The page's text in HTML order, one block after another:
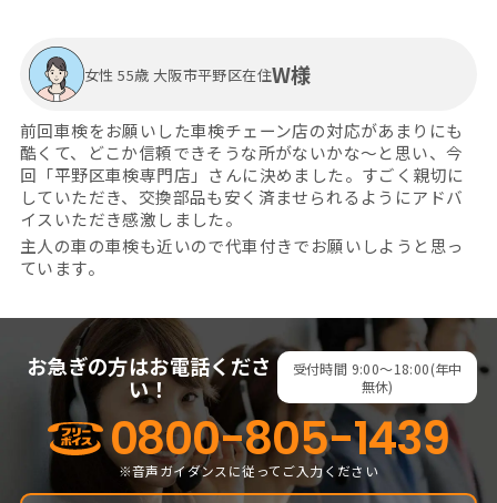
女性 55歳 大阪市平野区在住W様
前回車検をお願いした車検チェーン店の対応があまりにも
酷くて、どこか信頼できそうな所がないかな～と思い、今
回「平野区車検専門店」さんに決めました。すごく親切に
していただき、交換部品も安く済ませられるようにアドバ
イスいただき感激しました。
主人の車の車検も近いので代車付きでお願いしようと思っ
ています。
お急ぎの方はお電話くださ
い！
受付時間 9:00～18:00(年中
無休)
0800-805-1439
※音声ガイダンスに従ってご入力ください